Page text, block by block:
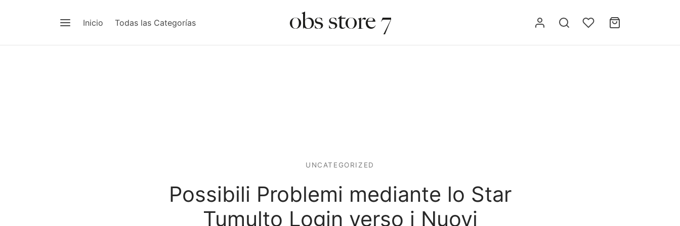
Inicio Todas las Categorías
UNCATEGORIZED
Possibili Problemi mediante lo Star
Tumulto Login verso i Nuovi